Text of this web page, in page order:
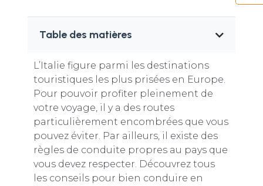
Table des matières
L’Italie figure parmi les destinations
touristiques les plus prisées en Europe.
Pour pouvoir profiter pleinement de
votre voyage, il y a des routes
particulièrement encombrées que vous
pouvez éviter. Par ailleurs, il existe des
règles de conduite propres au pays que
vous devez respecter. Découvrez tous
les conseils pour bien conduire en